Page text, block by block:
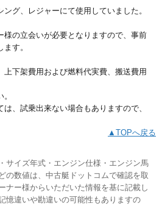
、レジャーにて使用していました。
様の立会いが必要となりますので、事前
す。
下架費用および燃料代実費、搬送費用
、試乗出来ない場合もありますので、
▲TOPへ戻る
サイズ年式・エンジン仕様・エンジン馬
の数値は、中古艇ドットコムで確認を取
ナー様からいただいた情報を基に記載し
憶違いや勘違いの可能性もありますの